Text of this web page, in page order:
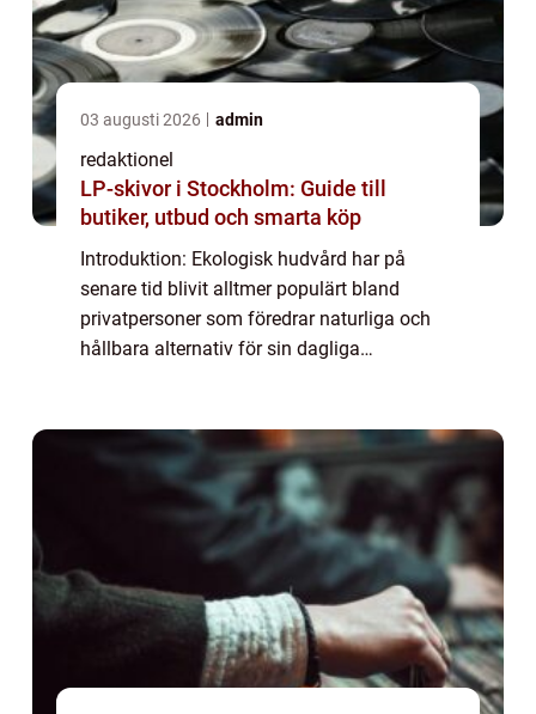
03 augusti 2026 admin
redaktionel
LP-skivor i Stockholm: Guide till
butiker, utbud och smarta köp
Introduktion: Ekologisk hudvård har på
senare tid blivit alltmer populärt bland
privatpersoner som föredrar naturliga och
hållbara alternativ för sin dagliga